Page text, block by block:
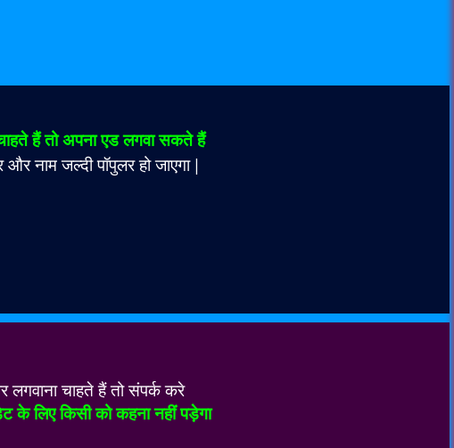
हैं तो अपना एड लगवा सकते हैं
नाम जल्दी पॉपुलर हो जाएगा |
चाहते हैं तो संपर्क करे
लिए किसी को कहना नहीं पड़ेगा